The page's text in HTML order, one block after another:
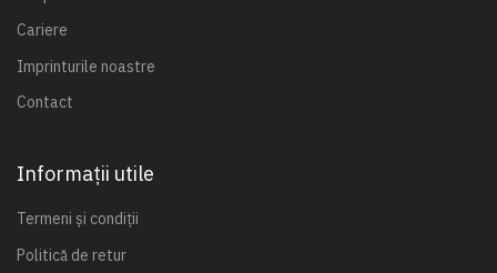
Cariere
Imprinturile noastre
Contact
Informații utile
Termeni și condiții
Politică de retur